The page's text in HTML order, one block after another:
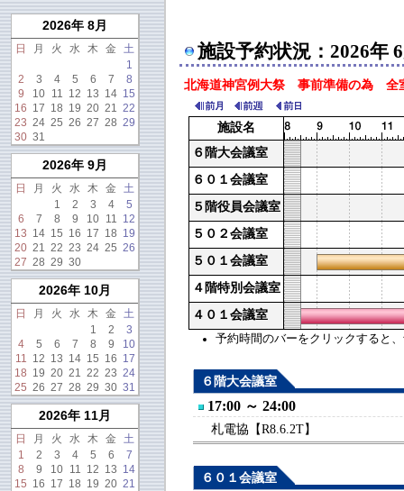
施設予約状況：2026年
北海道神宮例大祭 事前準備の為 全
施設名
予約時間のバーをクリックすると
６階大会議室
６０１会議室
５階役員会議室
５０２会議室
５０１会議室
４階特別会議室
４０１会議室
６階大会議室
17:00 ～ 24:00
札電協【R8.6.2T】
６０１会議室
2026年 8月
日 月 火 水 木 金
土
1
2
3 4 5 6 7
8
9
10 11 12 13 14 15
16 17 18 19 20 21 22
23 24 25 26 27 28 29
30 31
2026年 9月
日 月 火 水 木 金
土
1
2 3 4
5
6
7 8 9 10 11 12
13 14 15 16 17 18 19
20 21 22 23 24 25 26
27 28 29 30
2026年 10月
日 月 火 水 木 金
土
1
2
3
4
5 6 7 8 9
10
11 12 13 14 15 16 17
18 19 20 21 22 23 24
25 26 27 28 29 30 31
2026年 11月
日 月 火 水 木 金
土
1
2 3 4 5 6
7
8
9 10 11 12 13 14
15 16 17 18 19 20 21